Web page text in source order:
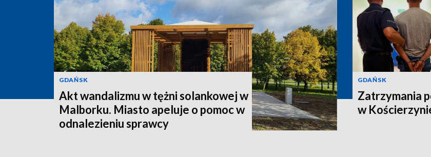
GDAŃSK
Akt wandalizmu w tężni solankowej w
Malborku. Miasto apeluje o pomoc w
odnalezieniu sprawcy
GDAŃSK
Zatrzymania
w